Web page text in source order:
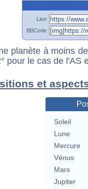
Lien
BBCode
planète à moins
pour le cas de l'AS
et
Soleil
Lune
Mercure
Vénus
Mars
Jupiter